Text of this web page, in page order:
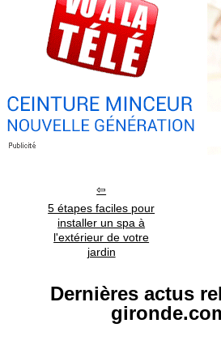
5 étapes faciles pour
installer un spa à
l'extérieur de votre
jardin
Dernières actus